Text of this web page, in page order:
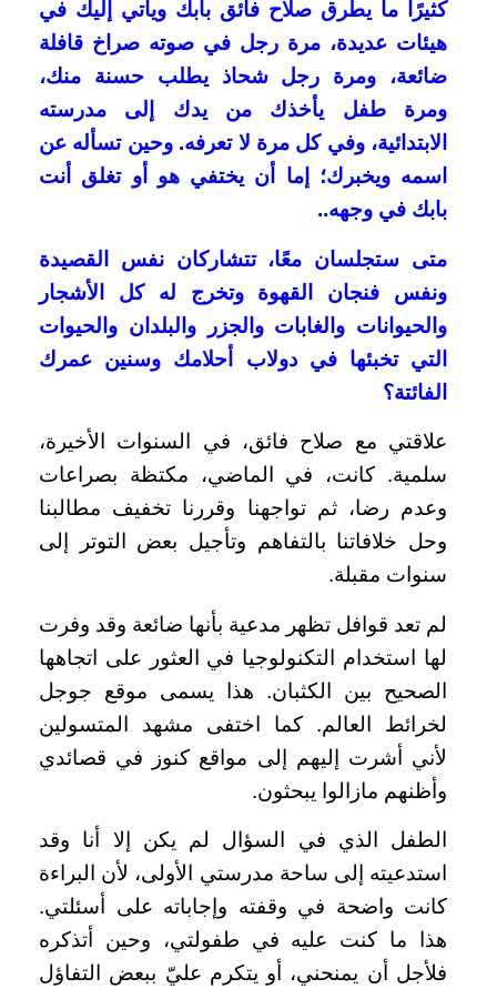
كثيرًا ما يطرق صلاح فائق بابك ويأتي إليك في
هيئات عديدة، مرة رجل في صوته صراخ قافلة
ضائعة، ومرة رجل شحاذ يطلب حسنة منك،
ومرة طفل يأخذك من يدك إلى مدرسته
الابتدائية، وفي كل مرة لا تعرفه. وحين تسأله عن
اسمه ويخبرك؛ إما أن يختفي هو أو تغلق أنت
بابك في وجهه..
متى ستجلسان معًا، تتشاركان نفس القصيدة
ونفس فنجان القهوة وتخرج له كل الأشجار
والحيوانات والغابات والجزر والبلدان والحيوات
التي تخبئها في دولاب أحلامك وسنين عمرك
الفائتة؟
علاقتي مع صلاح فائق، في السنوات الأخيرة،
سلمية. كانت، في الماضي، مكتظة بصراعات
وعدم رضا، ثم تواجهنا وقررنا تخفيف مطالبنا
وحل خلافاتنا بالتفاهم وتأجيل بعض التوتر إلى
سنوات مقبلة.
لم تعد قوافل تظهر مدعية بأنها ضائعة وقد وفرت
لها استخدام التكنولوجيا في العثور على اتجاهها
الصحيح بين الكثبان. هذا يسمى موقع جوجل
لخرائط العالم. كما اختفى مشهد المتسولين
لأني أشرت إليهم إلى مواقع كنوز في قصائدي
وأظنهم مازالوا يبحثون.
الطفل الذي في السؤال لم يكن إلا أنا وقد
استدعيته إلى ساحة مدرستي الأولى، لأن البراءة
كانت واضحة في وقفته وإجاباته على أسئلتي.
هذا ما كنت عليه في طفولتي، وحين أتذكره
فلأجل أن يمنحني، أو يتكرم عليّ ببعض التفاؤل